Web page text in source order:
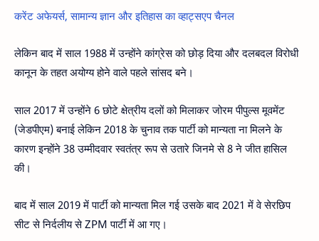
करेंट अफेयर्स, सामान्य ज्ञान और इतिहास का व्हाट्सएप चैनल
लेकिन बाद में साल 1988 में उन्होंने कांग्रेस को छोड़ दिया और दलबदल विरोधी
कानून के तहत अयोग्य होने वाले पहले सांसद बने।
साल 2017 में उन्होंने 6 छोटे क्षेत्रीय दलों को मिलाकर जोरम पीपुल्स मूवमेंट
(जेडपीएम) बनाई लेकिन 2018 के चुनाव तक पार्टी को मान्यता ना मिलने के
कारण इन्होंने 38 उम्मीदवार स्वतंत्र रूप से उतारे जिनमे से 8 ने जीत हासिल
की।
बाद में साल 2019 में पार्टी को मान्यता मिल गई उसके बाद 2021 में वे सेरछिप
सीट से निर्दलीय से ZPM पार्टी में आ गए।